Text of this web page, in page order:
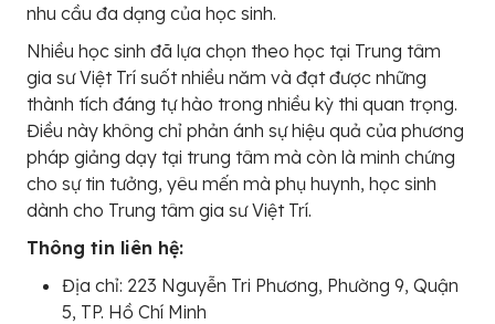
nhu cầu đa dạng của học sinh.
Nhiều học sinh đã lựa chọn theo học tại Trung tâm
gia sư Việt Trí suốt nhiều năm và đạt được những
thành tích đáng tự hào trong nhiều kỳ thi quan trọng.
Điều này không chỉ phản ánh sự hiệu quả của phương
pháp giảng dạy tại trung tâm mà còn là minh chứng
cho sự tin tưởng, yêu mến mà phụ huynh, học sinh
dành cho Trung tâm gia sư Việt Trí.
Thông tin liên hệ:
Địa chỉ: 223 Nguyễn Tri Phương, Phường 9, Quận
5, TP. Hồ Chí Minh